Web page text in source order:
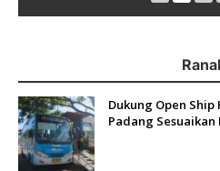
Dukung Open Ship
Padang